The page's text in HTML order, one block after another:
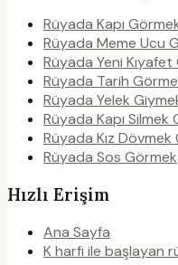
Rüyada Kapı
Rüyada Meme Ucu
Rüyada Yeni
Rüyada Tarih
Rüyada Yelek
Rüyada Kapı Silmek
Rüyada Kız Dövmek
Rüyada Sos Görmek
Hızlı Erişim
Ana Sayfa
K harfi ile başlayan